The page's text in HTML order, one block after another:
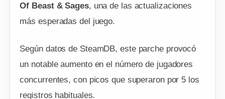
Of Beast & Sages, una de las actualizaciones
más esperadas del juego.
Según datos de SteamDB, este parche provocó
un notable aumento en el número de jugadores
concurrentes, con picos que superaron por 5 los
registros habituales.